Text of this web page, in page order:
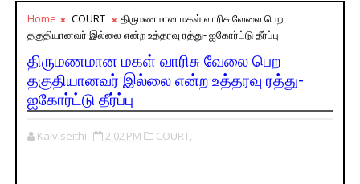
Home COURT
திருமணமான மகள் வாரிசு வேலை பெற
தகுதியானவர் இல்லை என்ற உத்தரவு ரத்து- ஐகோர்ட்டு தீர்ப்பு
திருமணமான மகள் வாரிசு வேலை பெற
தகுதியானவர் இல்லை என்ற உத்தரவு ரத்து-
ஐகோர்ட்டு தீர்ப்பு
Kalviseithi 2:02 PM COURT,